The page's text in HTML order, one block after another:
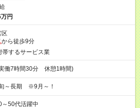
円
区
から徒歩9分
帯するサービス業
働7時間30分 休憩1時間)
～長期 ※9月～！
～50代活躍中